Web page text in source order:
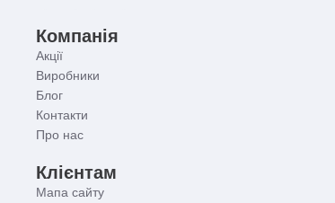
Компанія
Акції
Виробники
Блог
Контакти
Про нас
Клієнтам
Мапа сайту